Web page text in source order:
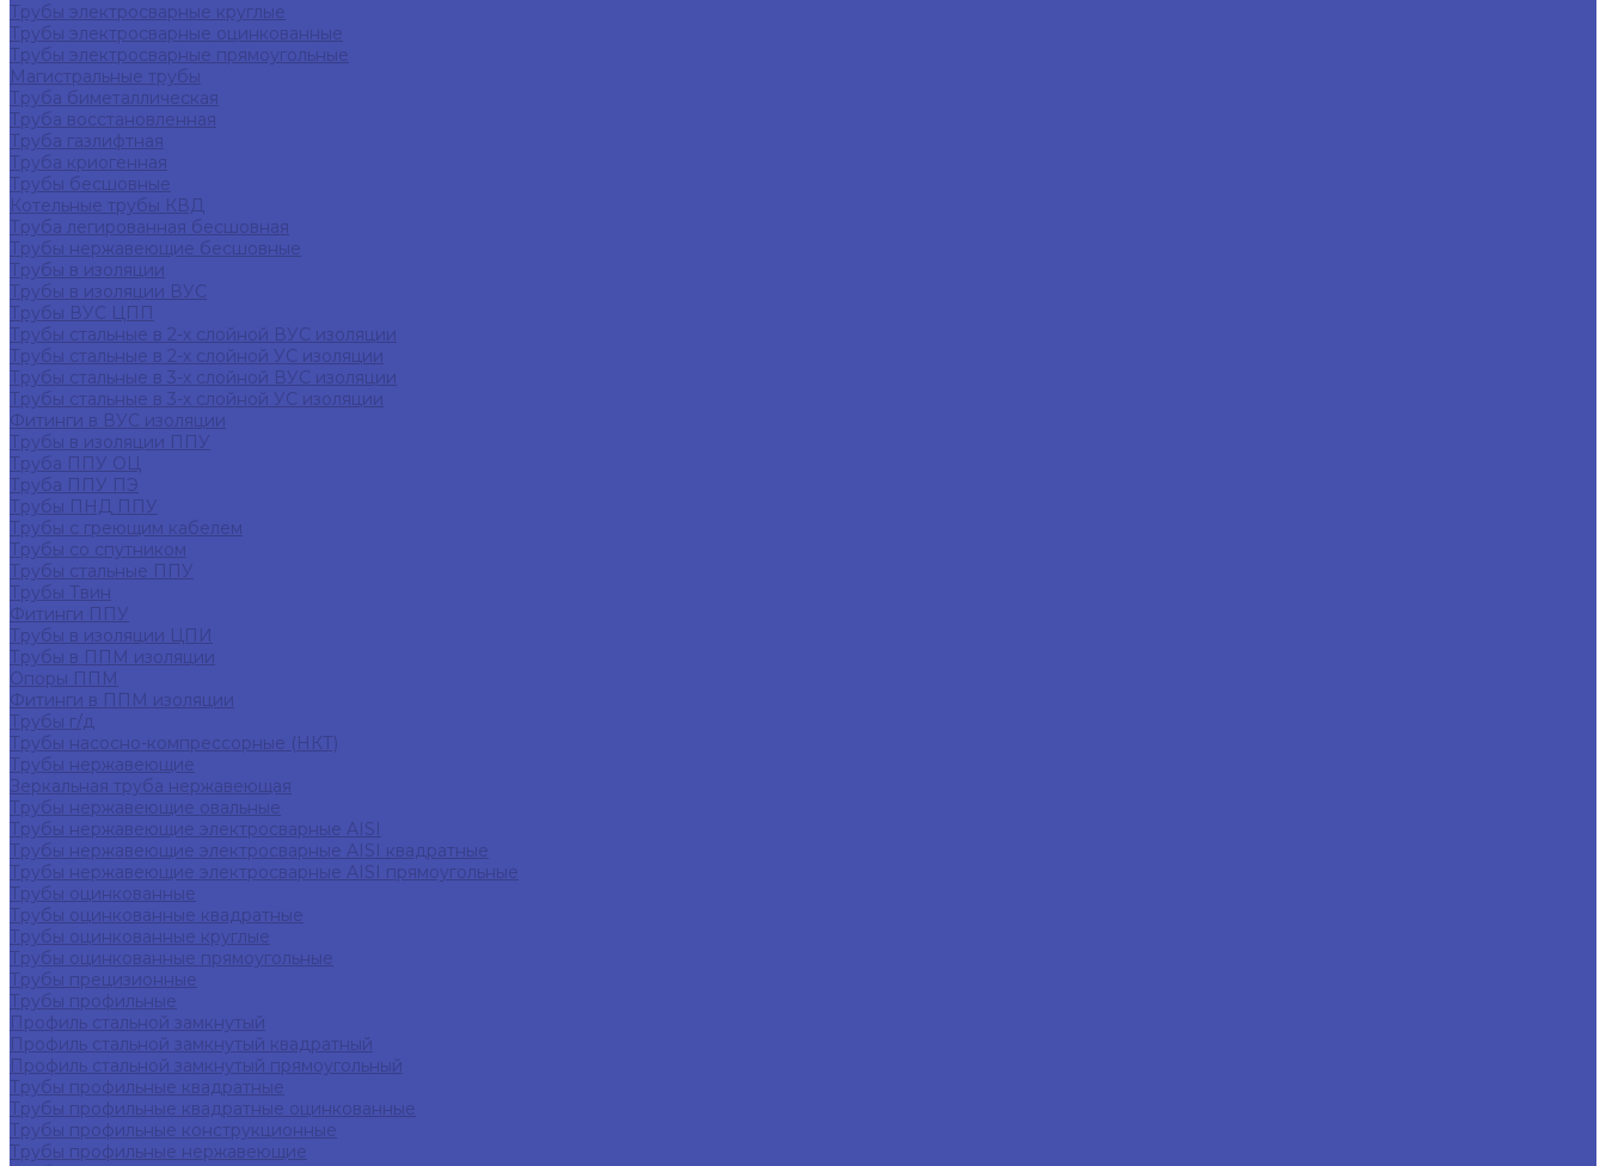
Трубы электросварные круглые
Трубы электросварные оцинкованные
Трубы электросварные прямоугольные
Магистральные трубы
Труба биметаллическая
Труба восстановленная
Труба газлифтная
Труба криогенная
Трубы бесшовные
Котельные трубы КВД
Труба легированная бесшовная
Трубы нержавеющие бесшовные
Трубы в изоляции
Трубы в изоляции ВУС
Трубы ВУС ЦПП
Трубы стальные в 2-х слойной ВУС изоляции
Трубы стальные в 2-х слойной УС изоляции
Трубы стальные в 3-х слойной ВУС изоляции
Трубы стальные в 3-х слойной УС изоляции
Фитинги в ВУС изоляции
Трубы в изоляции ППУ
Труба ППУ ОЦ
Труба ППУ ПЭ
Трубы ПНД ППУ
Трубы с греющим кабелем
Трубы со спутником
Трубы стальные ППУ
Трубы Твин
Фитинги ППУ
Трубы в изоляции ЦПИ
Трубы в ППМ изоляции
Опоры ППМ
Фитинги в ППМ изоляции
Трубы г/д
Трубы насосно-компрессорные (НКТ)
Трубы нержавеющие
Зеркальная труба нержавеющая
Трубы нержавеющие овальные
Трубы нержавеющие электросварные AISI
Трубы нержавеющие электросварные AISI квадратные
Трубы нержавеющие электросварные AISI прямоугольные
Трубы оцинкованные
Трубы оцинкованные квадратные
Трубы оцинкованные круглые
Трубы оцинкованные прямоугольные
Трубы прецизионные
Трубы профильные
Профиль стальной замкнутый
Профиль стальной замкнутый квадратный
Профиль стальной замкнутый прямоугольный
Трубы профильные квадратные
Трубы профильные квадратные оцинкованные
Трубы профильные конструкционные
Трубы профильные нержавеющие